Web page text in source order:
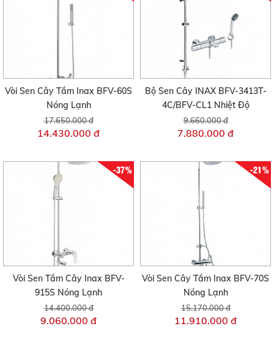
Vòi Sen Cây Tắm Inax BFV-60S
Nóng Lạnh
17.650.000 đ
14.430.000 đ
Bộ Sen Cây INAX BFV-3413T-
4C/BFV-CL1 Nhiệt Độ
9.660.000 đ
7.880.000 đ
-37%
Vòi Sen Tắm Cây Inax BFV-
915S Nóng Lạnh
14.400.000 đ
9.060.000 đ
-21%
Vòi Sen Cây Tắm Inax BFV-70S
Nóng Lạnh
15.170.000 đ
11.910.000 đ